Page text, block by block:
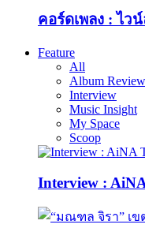
คอร์ดเพลง : ไว
Feature
All
Album Review
Interview
Music Insight
My Space
Scoop
Interview :